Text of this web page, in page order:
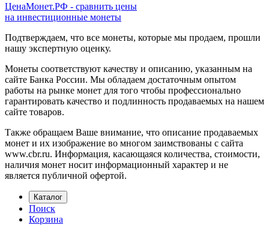
ЦенаМонет.РФ - сравнить цены
на инвестиционные монеты
Подтверждаем, что все монеты, которые мы продаем, прошли
нашу экспертную оценку.
Монеты соответствуют качеству и описанию, указанным на
сайте Банка России. Мы обладаем достаточным опытом
работы на рынке монет для того чтобы профессионально
гарантировать качество и подлинность продаваемых на нашем
сайте товаров.
Также обращаем Ваше внимание, что описание продаваемых
монет и их изображение во многом заимствованы с сайта
www.cbr.ru. Информация, касающаяся количества, стоимости,
наличия монет носит информационный характер и не
является публичной офертой.
Каталог
Поиск
Корзина